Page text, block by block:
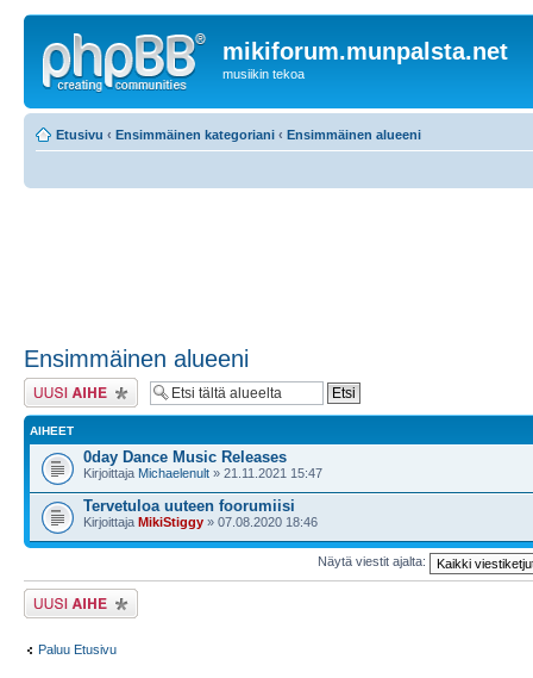
mikiforum.munpalsta.net
musiikin tekoa
Etusivu ‹ Ensimmäinen kategoriani ‹ Ensimmäinen alueeni
Ensimmäinen alueeni
Lähetä uusi viesti
AIHEET
0day Dance Music Releases
Kirjoittaja Michaelenult » 21.11.2021 15:47
Tervetuloa uuteen foorumiisi
Kirjoittaja MikiStiggy » 07.08.2020 18:46
Näytä viestit ajalta:
Lähetä uusi viesti
Paluu Etusivu